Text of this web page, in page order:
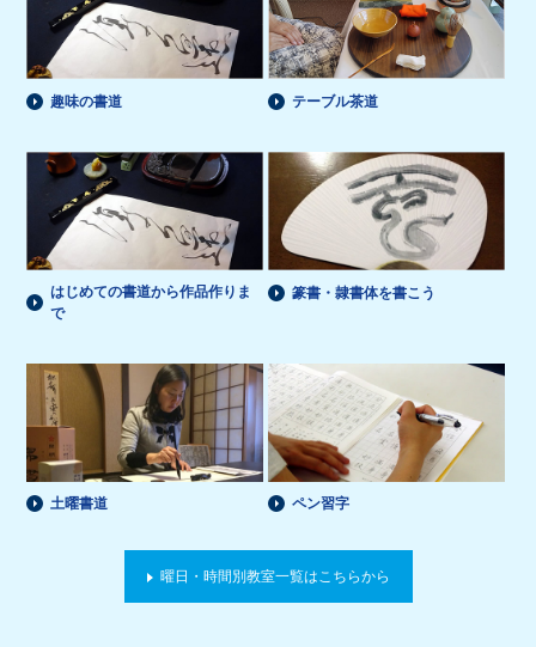
趣味の書道 テーブル茶道
はじめての書道から作品作りま
で
篆書・隷書体を書こう
土曜書道 ペン習字
曜日・時間別教室一覧はこちらから